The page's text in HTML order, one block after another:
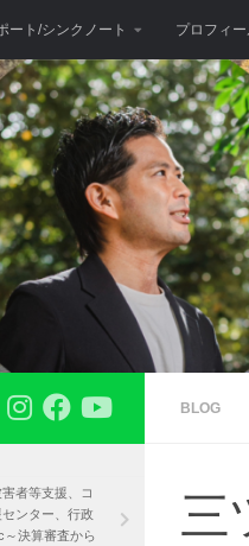
ート/シンクノート プロフィ
BLOG
三
者等支援、コ
ンター、行政
～決算審査から